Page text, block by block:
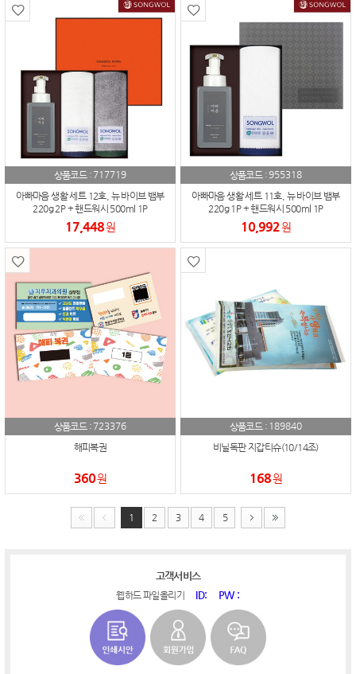
상품코드 : 717719
아빠마음 생활 세트 12호, 뉴 바이브 뱀부
220g 2P + 핸드워시 500ml 1P
17,448원
상품코드 :955318
아빠마음 생활 세트 11호, 뉴 바이브 뱀부
220g 1P + 핸드워시 500ml 1P
10,992원
상품코드 : 723376
해피복권
360원
상품코드 : 189840
비닐독판 지갑티슈(10/14조)
168원
1 2 3 4 5
고객서비스
웹하드 파일올리기 ID: PW :